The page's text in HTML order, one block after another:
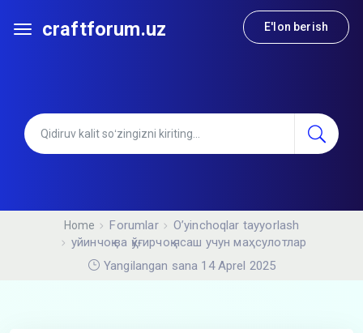
craftforum.uz E'lon berish
Home Forumlar
O’yinchoqlar tayyorlash
уйинчоқ ва қўғирчоқ ясаш учун маҳсулотлар
Yangilangan sana 14 Aprel 2025